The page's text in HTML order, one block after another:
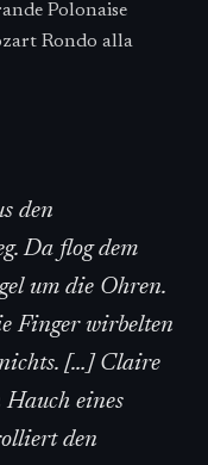
Polonaise
Rondo alla
den
Da flog dem
um die Ohren.
Finger wirbelten
nichts. […] Claire
Hauch eines
den